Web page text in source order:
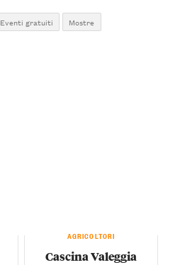
Eventi gratuiti Mostre
AGRICOLTORI
Cascina Valeggia